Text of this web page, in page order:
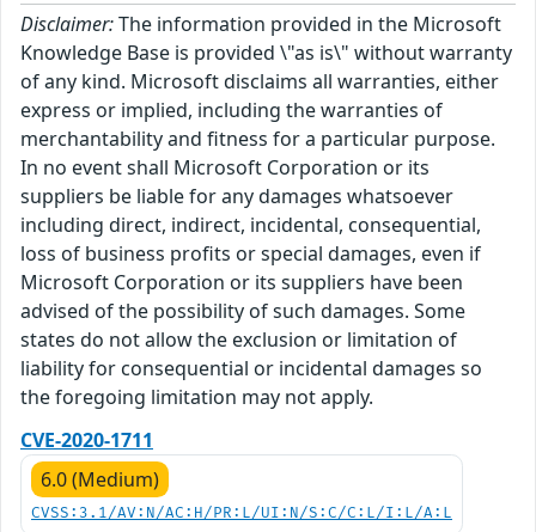
Disclaimer:The information provided in the Microsoft
Knowledge Base is provided \"as is\" without warranty
of any kind. Microsoft disclaims all warranties, either
express or implied, including the warranties of
merchantability and fitness for a particular purpose.
In no event shall Microsoft Corporation or its
suppliers be liable for any damages whatsoever
including direct, indirect, incidental, consequential,
loss of business profits or special damages, even if
Microsoft Corporation or its suppliers have been
advised of the possibility of such damages. Some
states do not allow the exclusion or limitation of
liability for consequential or incidental damages so
the foregoing limitation may not apply.
CVE-2020-1711
6.0 (Medium)
CVSS:3.1/AV:N/AC:H/PR:L/UI:N/S:C/C:L/I:L/A:L